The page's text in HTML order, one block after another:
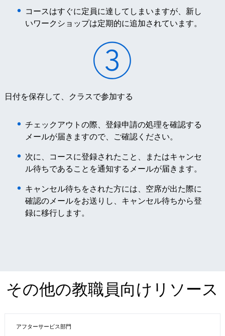
コースはすぐに定員に達してしまいますが、新し
いワークショップは定期的に追加されています。
日付を保存して、クラスで参加する
チェックアウトの際、登録申請の処理を確認する
メールが届きますので、ご確認ください。
次に、コースに登録されたこと、またはキャンセ
ル待ちであることを通知するメールが届きます。
キャンセル待ちをされた方には、空席が出た際に
確認のメールをお送りし、キャンセル待ちから登
録に移行します。
その他の教職員向けリソース
アフターサービス部門